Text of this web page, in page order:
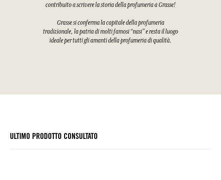
contribuito a scrivere la storia della profumeria a Grasse!
Grasse si conferma la capitale della profumeria
tradizionale, la patria di molti famosi “nasi” e resta il luogo
ideale per tutti gli amanti della profumeria di qualità.
ULTIMO PRODOTTO CONSULTATO